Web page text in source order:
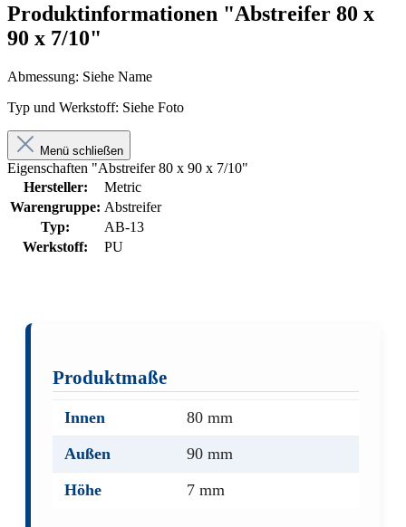
Produktinformationen "Abstreifer 80 x
90 x 7/10"
Abmessung: Siehe Name
Typ und Werkstoff: Siehe Foto
Menü schließen
Eigenschaften "Abstreifer 80 x 90 x 7/10"
Hersteller:
Metric
Warengruppe: Abstreifer
Typ:
AB-13
Werkstoff:
PU
Produktmaße
Innen
80 mm
Außen
90 mm
Höhe
7 mm